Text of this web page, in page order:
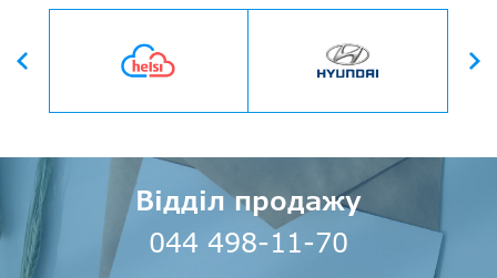
Назад
Відділ продажу
044 498-11-70